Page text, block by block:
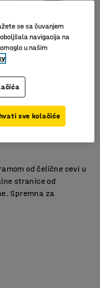
od čelične cevi u
stranice od
Spremna za
se sa čuvanjem
navigacija na
u našim
sve kolačiće